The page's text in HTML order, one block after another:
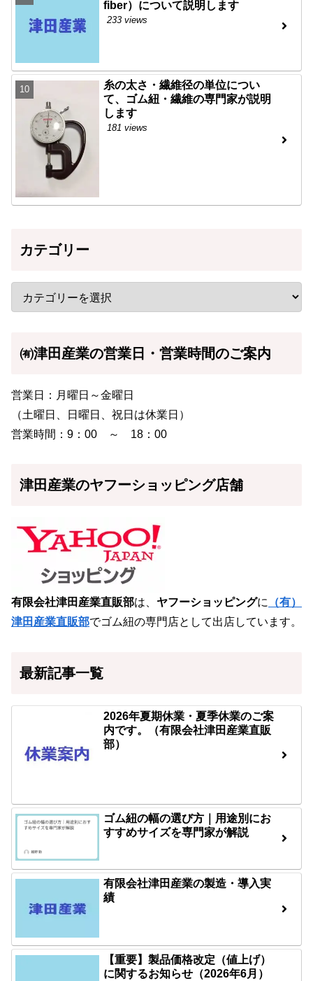
fiber）について説明します
233 views
糸の太さ・繊維径の単位につい
て、ゴム紐・繊維の専門家が説明
します
181 views
カテゴリー
㈲津田産業の営業日・営業時間のご案内
営業日：月曜日～金曜日
（土曜日、日曜日、祝日は休業日）
営業時間：9：00 ～ 18：00
津田産業のヤフーショッピング店舗
有限会社津田産業直販部は、 ヤフーショッピングに （有）
津田産業直販部でゴム紐の専門店として出店しています。
最新記事一覧
2026年夏期休業・夏季休業のご案
内です。（有限会社津田産業直販
部）
ゴム紐の幅の選び方｜用途別にお
すすめサイズを専門家が解説
有限会社津田産業の製造・導入実
績
【重要】製品価格改定（値上げ）
に関するお知らせ（2026年6月）